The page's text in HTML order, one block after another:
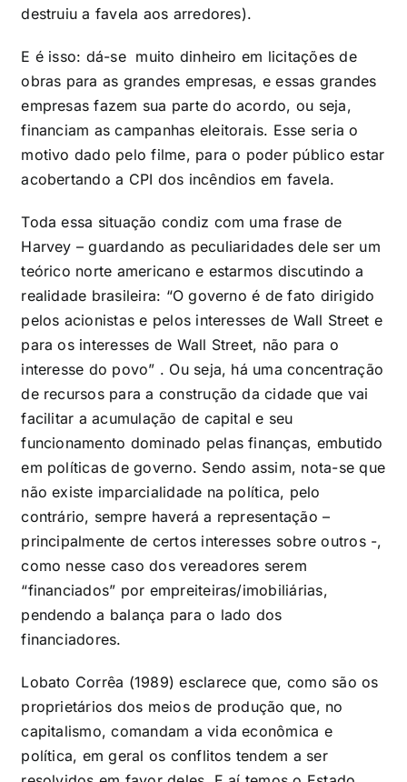
destruiu a favela aos arredores).
E é isso: dá-se muito dinheiro em licitações de
obras para as grandes empresas, e essas grandes
empresas fazem sua parte do acordo, ou seja,
financiam as campanhas eleitorais. Esse seria o
motivo dado pelo filme, para o poder público estar
acobertando a CPI dos incêndios em favela.
Toda essa situação condiz com uma frase de
Harvey – guardando as peculiaridades dele ser um
teórico norte americano e estarmos discutindo a
realidade brasileira: “O governo é de fato dirigido
pelos acionistas e pelos interesses de Wall Street e
para os interesses de Wall Street, não para o
interesse do povo” . Ou seja, há uma concentração
de recursos para a construção da cidade que vai
facilitar a acumulação de capital e seu
funcionamento dominado pelas finanças, embutido
em políticas de governo. Sendo assim, nota-se que
não existe imparcialidade na política, pelo
contrário, sempre haverá a representação –
principalmente de certos interesses sobre outros -,
como nesse caso dos vereadores serem
“financiados” por empreiteiras/imobiliárias,
pendendo a balança para o lado dos
financiadores.
Lobato Corrêa (1989) esclarece que, como são os
proprietários dos meios de produção que, no
capitalismo, comandam a vida econômica e
política, em geral os conflitos tendem a ser